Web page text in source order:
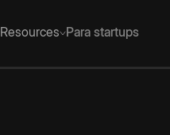
Resources Para startups